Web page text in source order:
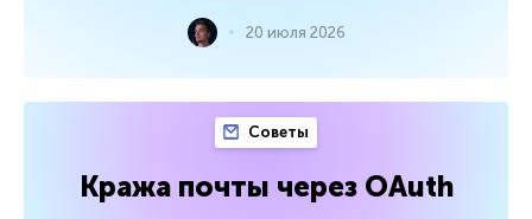
20 июля 2026
Советы
Кража почты через OAuth